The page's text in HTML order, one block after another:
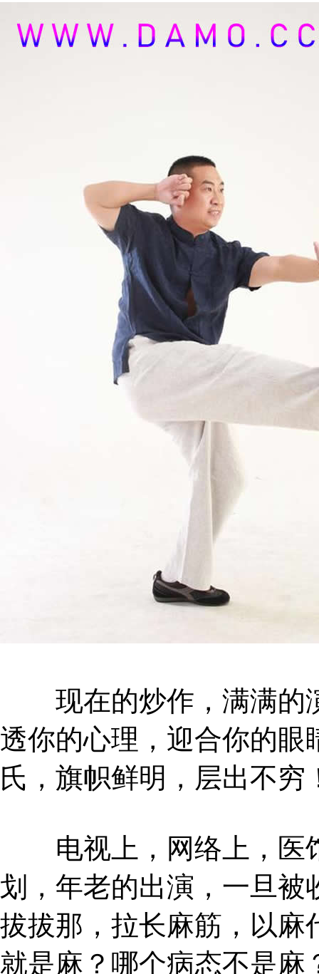
现在的炒作，满满的
透你的心理，迎合你的眼
氏，旗帜鲜明，层出不
电视上，网络上，医
划，年老的出演，一旦被
拔拔那，拉长麻筋，以麻
就是麻？哪个病态不是麻